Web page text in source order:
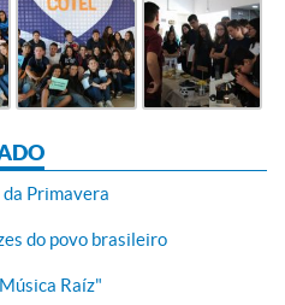
Primavera
do povo brasileiro
Raíz"